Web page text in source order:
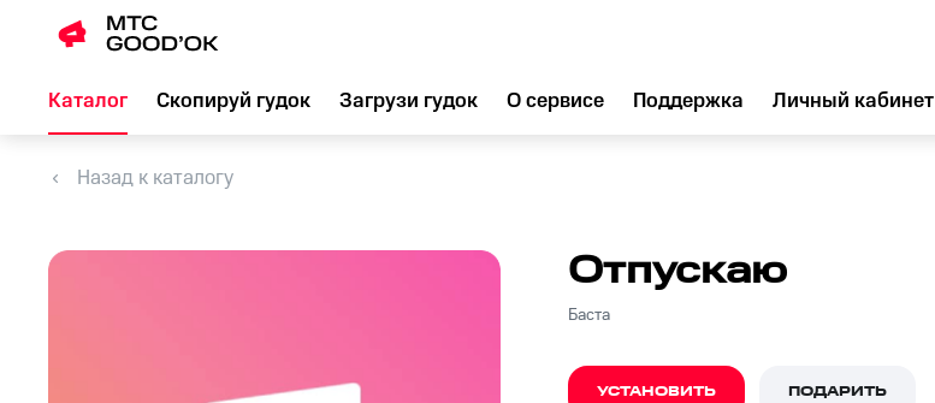
Каталог Скопируй гудок Загрузи гудок О сервисе Поддержка Личный кабинет
Назад к каталогу
Отпускаю
Баста
УСТАНОВИТЬ ПОДАРИТЬ